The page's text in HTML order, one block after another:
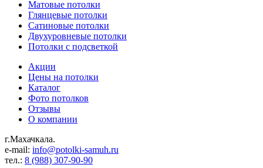
Матовые потолки
Глянцевые потолки
Сатиновые потолки
Двухуровневые потолки
Потолки с подсветкой
Акции
Цены на потолки
Каталог
Фото потолков
Отзывы
О компании
г.Махачкала.
e-mail: info@potolki-samuh.ru
тел.: 8 (988) 307-90-90